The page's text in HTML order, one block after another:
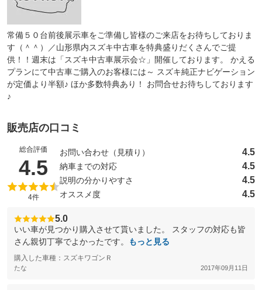
常備５０台前後展示車をご準備し皆様のご来店をお待ちしておりま
す（＾＾）／山形県内スズキ中古車を特典盛りだくさんでご提
供！！週末は「スズキ中古車展示会☆」開催しております。 かえる
プランにて中古車ご購入のお客様には～ スズキ純正ナビゲーション
が定価より半額♪ ほか多数特典あり！ お問合せお待ちしております
♪
販売店の口コミ
総合評価
4.5 （5点満点中）
4件
お問い合わせ（見積り） 4.5
納車までの対応 4.5
説明の分かりやすさ 4.5
オススメ度 4.5
5.0
いい車が見つかり購入させて貰いました。 スタッフの対応も皆
さん親切丁寧でよかったです。
もっと見る
購入した車種：スズキワゴンＲ
たな 2017年09月11日